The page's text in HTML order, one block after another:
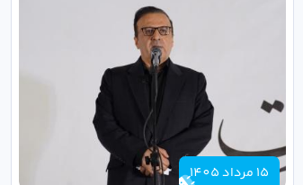
15 مرداد 1405